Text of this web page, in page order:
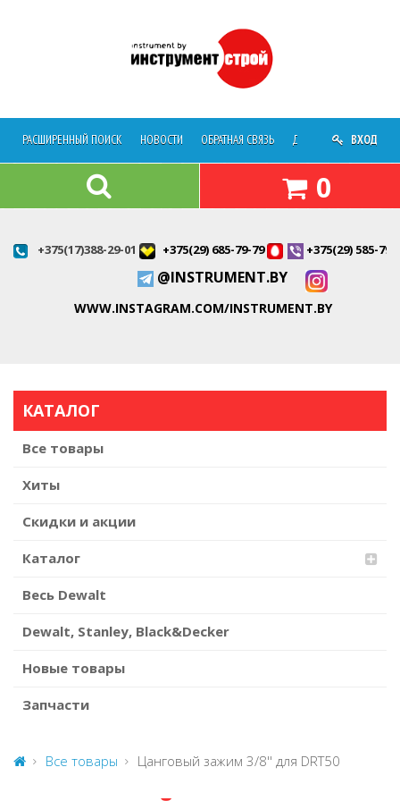
РАСШИРЕННЫЙ ПОИСК НОВОСТИ ОБРАТНАЯ СВЯЗЬ ДОСТАВКА О
ВХОД
0
+375(17)388-29-01 +375(29) 685-79-79 +375(29) 585-79-
@INSTRUMENT.BY
WWW.INSTAGRAM.COM/INSTRUMENT.BY
КАТАЛОГ
Все товары
Хиты
Скидки и акции
Каталог
Весь Dewalt
Dewalt, Stanley, Black&Decker
Новые товары
Запчасти
Все товары Цанговый зажим 3/8'' для DRT50